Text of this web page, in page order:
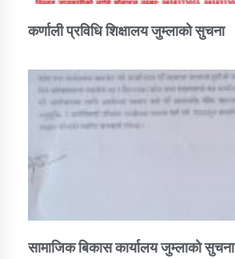
कर्णाली प्रविधि शिक्षालय जुम्लाको सुचना
सामाजिक बिकास कार्यालय जुम्लाकाे सुचना